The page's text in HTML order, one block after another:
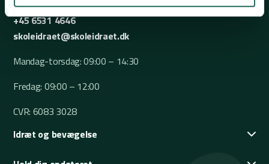
+45 6531 4646
skoleidraet@skoleidraet.dk
Mandag-torsdag: 09:00 – 14:30
Fredag: 09:00 – 12:00
CVR: 6083 3028
Idræt og bevægelse